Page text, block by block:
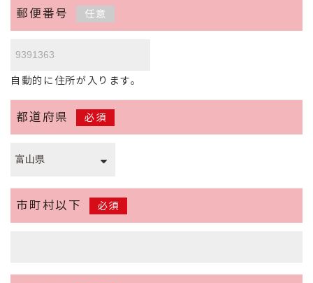
郵便番号 任意
自動的に住所が入ります。
都道府県 必須
市町村以下 必須